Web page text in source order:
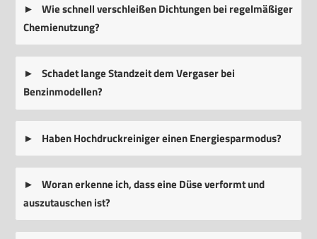
Wie schnell verschleißen Dichtungen bei regelmäßiger
Chemienutzung?
Schadet lange Standzeit dem Vergaser bei
Benzinmodellen?
Haben Hochdruckreiniger einen Energiesparmodus?
Woran erkenne ich, dass eine Düse verformt und
auszutauschen ist?